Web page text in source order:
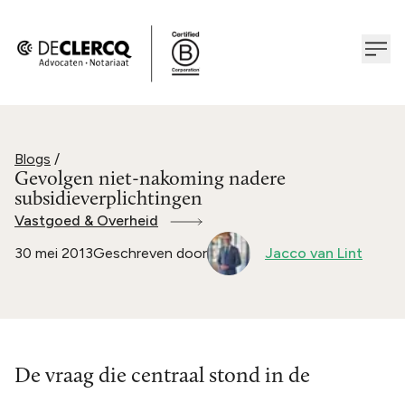
Blogs /
Gevolgen niet-nakoming nadere
subsidieverplichtingen
Vastgoed & Overheid
30 mei 2013Geschreven door Jacco van Lint
De vraag die centraal stond in de